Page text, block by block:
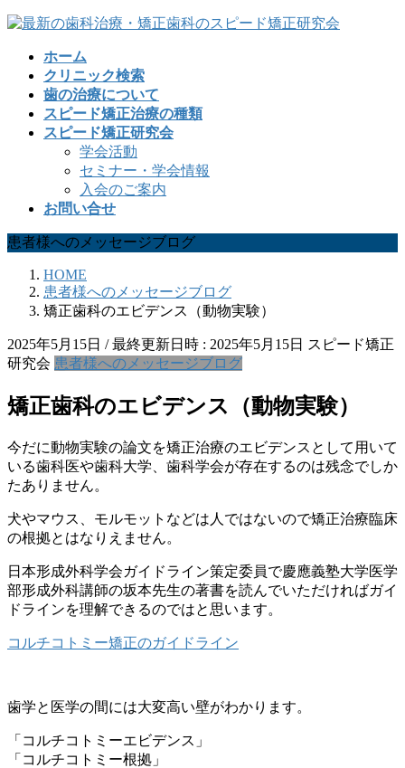
コ
ナ
ホーム
クリニック検索
歯の治療について
スピード矯正治療の種類
スピード矯正研究会
学会活動
セミナー・学会情報
入会のご案内
お問い合せ
患者様へのメッセージブログ
HOME
患者様へのメッセージブログ
矯正歯科のエビデンス（動物実験）
2025年5月15日 / 最終更新日時 : 2025年5月15日 スピード矯正
研究会 患者様へのメッセージブログ
矯正歯科のエビデンス（動物実験）
今だに動物実験の論文を矯正治療のエビデンスとして用いて
いる歯科医や歯科大学、 歯科学会が存在するのは残念でしか
たありません。
犬やマウス、 モルモットなどは人ではないので矯正治療臨床
の根拠とはなりえま せん。
日本形成外科学会ガイドライン策定委員で慶應義塾大学医学
部形成外科講師の坂本先生の著書を読んでいただければガイ
ドラインを理解できるのではと思います。
コルチコトミー矯正のガイドライン
歯学と医学の間には大変高い壁がわかります。
「コルチコトミーエビデンス」
「コルチコトミー根拠」